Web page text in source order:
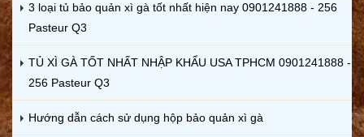
3 loại tủ bảo quản xì gà tốt nhất hiện nay 0901241888 - 256
Pasteur Q3
TỦ XÌ GÀ TỐT NHẤT NHẬP KHẨU USA TPHCM 0901241888 -
256 Pasteur Q3
Hướng dẫn cách sử dụng hộp bảo quản xì gà